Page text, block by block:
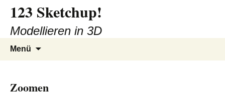
Inhalt
springen
123 Sketchup!
Modellieren in 3D
Menü
Zoomen